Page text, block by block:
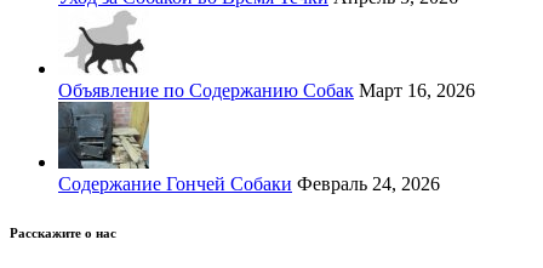
Объявление по Содержанию Собак Март 16, 2026
Содержание Гончей Собаки Февраль 24, 2026
Расскажите о нас